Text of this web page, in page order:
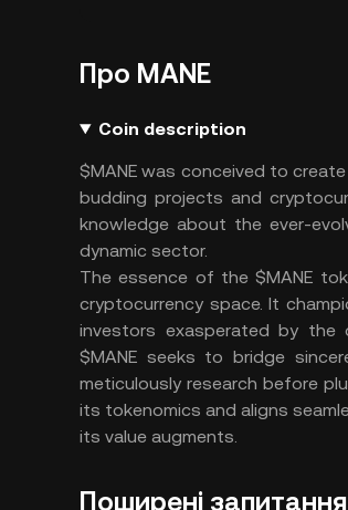
Про MANE
Coin description
$MANE was conceived to
budding projects and
knowledge about the ever-
dynamic sector.
The essence of the $MANE
cryptocurrency space. It
investors exasperated by the
$MANE seeks to bridge
meticulously research before
its tokenomics and aligns
its value augments.
Поширені запитання